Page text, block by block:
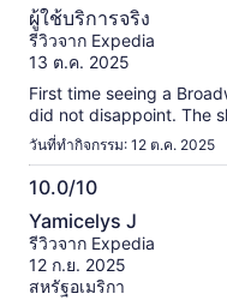
การ
ตรวจ
สอบ
แล้ว
10.0
จาก
10
ผู้ใช้บริการจริง
รีวิวจาก Expedia
13 ต.ค. 2025
First time seeing a
did not disappoint. The
วันที่ทำกิจกรรม: 12 ต.ค. 2025
10.0/10
10.0
จาก
10
Yamicelys J
รีวิวจาก Expedia
12 ก.ย. 2025
สหรัฐอเมริกา